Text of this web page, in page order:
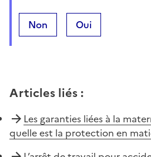
Non Oui
Articles liés :
Les garanties liées à la
quelle est la protection en